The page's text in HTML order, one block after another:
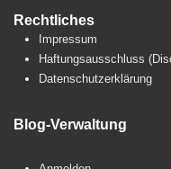
Rechtliches
Impressum
Haftungsausschluss
Datenschutzerklärung
Blog-Verwaltung